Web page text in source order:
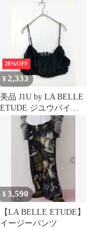
ブラック FREE
28%OFF
¥ 2,333
美品 J1U by LA BELLE
ETUDE ジユウバイラ
ベルエチュード ギャザ
ーシフォントップ
sizeF/黒 ■■ レディース
¥3,590
【LA BELLE ETUDE】
イージーパンツ